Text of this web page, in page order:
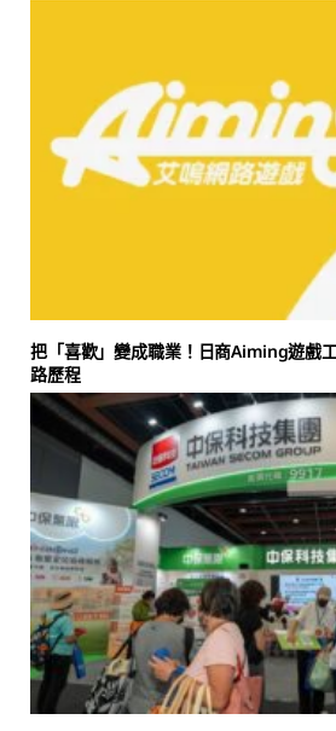
把「喜歡」變成職業！日商Aiming遊戲
路歷程